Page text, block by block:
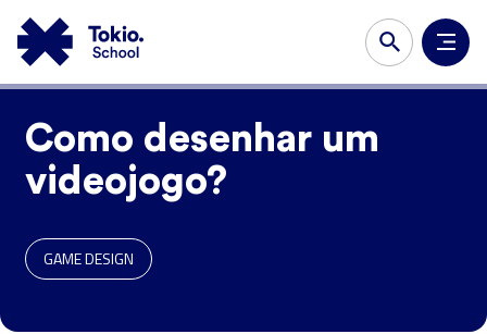
Como desenhar um
videojogo?
GAME DESIGN